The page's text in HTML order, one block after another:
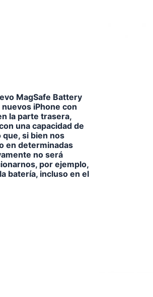
MagSafe Battery
iPhone con
la parte trasera,
una capacidad de
si bien nos
en determinadas
no será
por ejemplo,
batería, incluso en el